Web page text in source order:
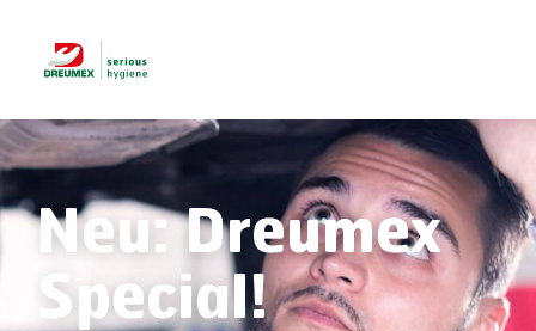
Neu: Dreumex
Special!